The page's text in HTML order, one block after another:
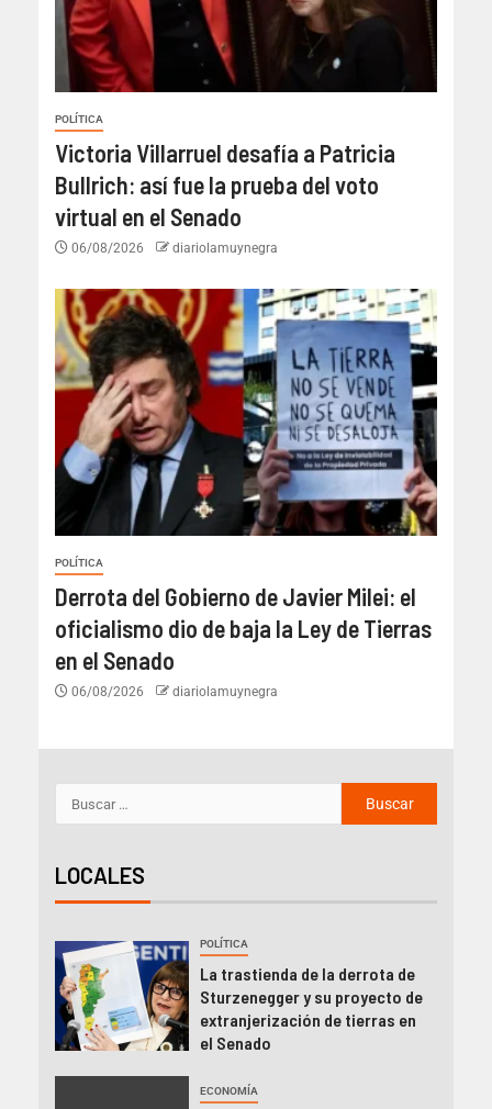
POLÍTICA
Victoria Villarruel desafía a Patricia
Bullrich: así fue la prueba del voto
virtual en el Senado
06/08/2026 diariolamuynegra
POLÍTICA
Derrota del Gobierno de Javier Milei: el
oficialismo dio de baja la Ley de Tierras
en el Senado
06/08/2026 diariolamuynegra
LOCALES
POLÍTICA
La trastienda de la derrota de
Sturzenegger y su proyecto de
extranjerización de tierras en
el Senado
ECONOMÍA